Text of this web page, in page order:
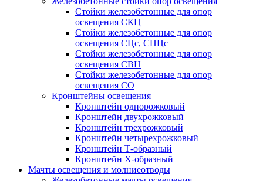
Стойки железобетонные для опор
освещения СКЦ
Стойки железобетонные для опор
освещения СЦс, СНЦс
Стойки железобетонные для опор
освещения СВН
Стойки железобетонные для опор
освещения СО
Кронштейны освещения
Кронштейн однорожковый
Кронштейн двухрожковый
Кронштейн трехрожковый
Кронштейн четырехрожковый
Кронштейн Т-образный
Кронштейн Х-образный
Мачты освещения и молниеотводы